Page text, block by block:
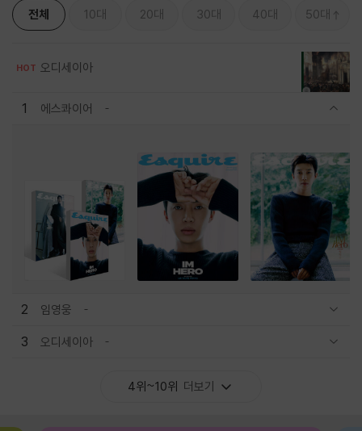
전체 10대 20대 30대 40대 50대
HOT 오디세이아
1 에스콰이어
2 임영웅
3 오디세이아
4위~10위 더보기